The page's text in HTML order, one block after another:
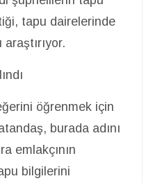
tapu dairelerinde
öğrenmek için
burada adını
emlakçının
bilgilerini